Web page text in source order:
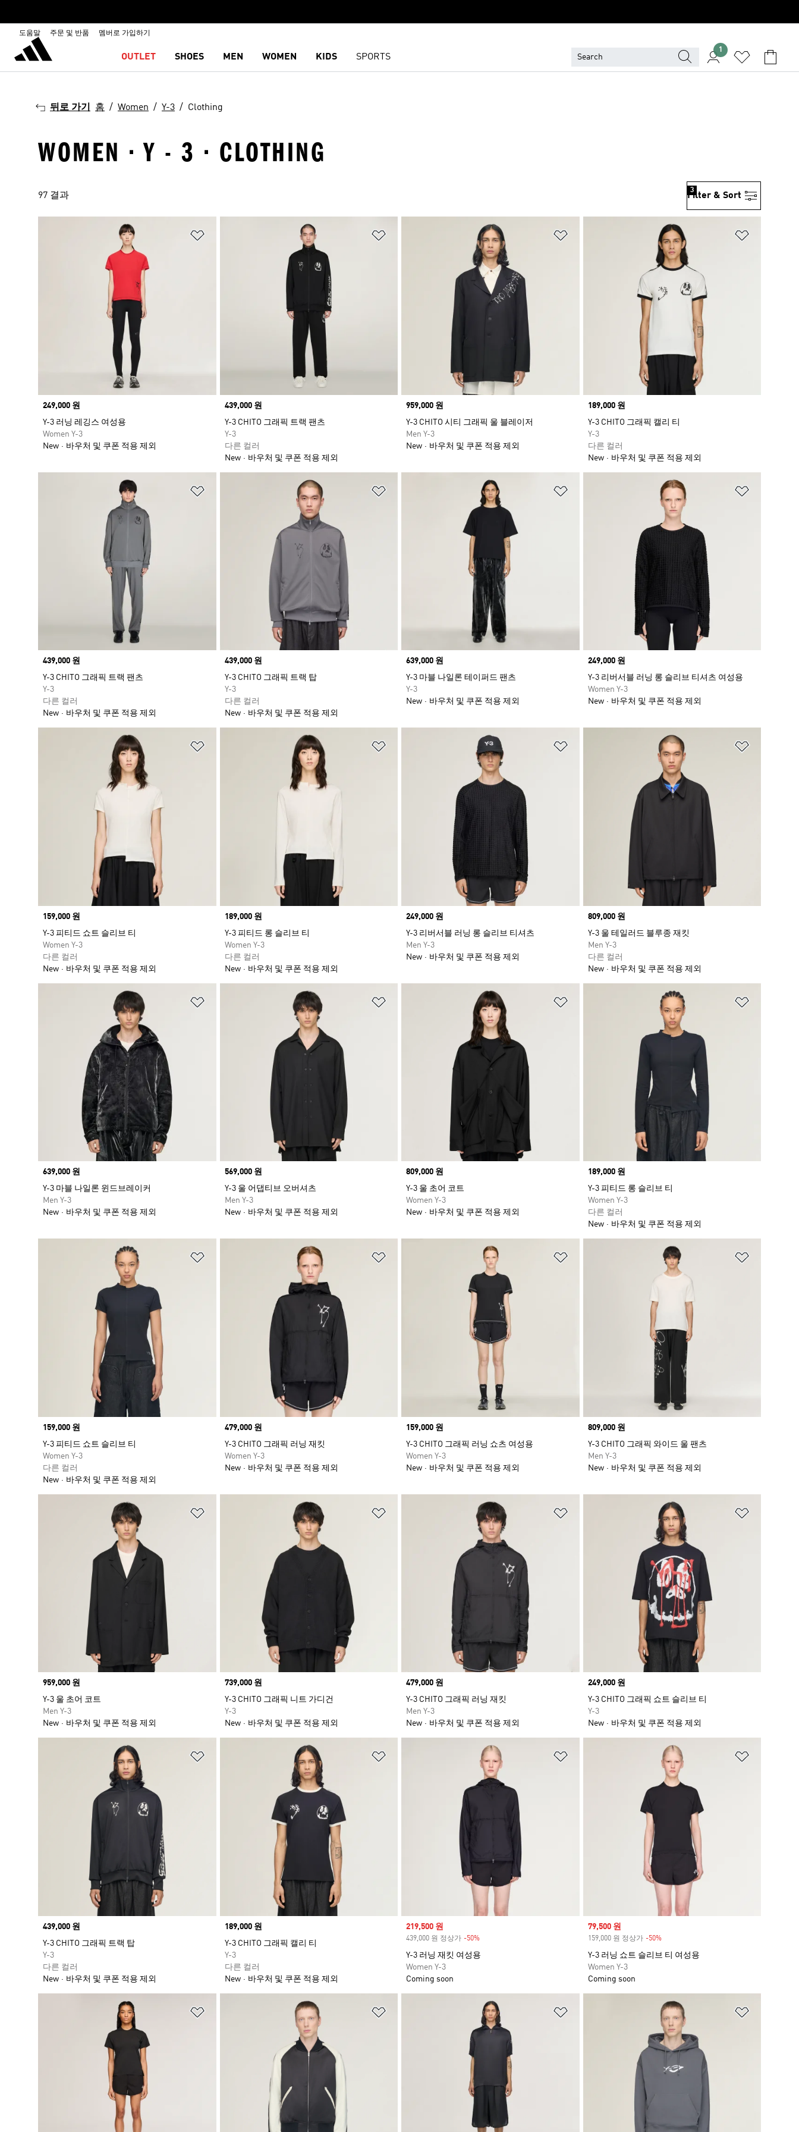
도움말 주문 및 반품 멤버로 가입하기
OUTLET SHOES MEN WOMEN KIDS SPORTS
1
뒤로 가기 홈 Women Y-3 Clothing
WOMEN · Y - 3 · CLOTHING
97 결과 Filter & Sort
3
Price
249,000 원
Y-3 러닝 레깅스 여성용
Women Y-3
New
바우처 및 쿠폰 적용 제외
Price
439,000 원
Y-3 CHITO 그래픽 트랙 팬츠
Y-3
다른 컬러
New
바우처 및 쿠폰 적용 제외
Price
959,000 원
Y-3 CHITO 시티 그래픽 울 블레이저
Men Y-3
New
바우처 및 쿠폰 적용 제외
Price
189,000 원
Y-3 CHITO 그래픽 캘리 티
Y-3
다른 컬러
New
바우처 및 쿠폰 적용 제외
Price
439,000 원
Y-3 CHITO 그래픽 트랙 팬츠
Y-3
다른 컬러
New
바우처 및 쿠폰 적용 제외
Price
439,000 원
Y-3 CHITO 그래픽 트랙 탑
Y-3
다른 컬러
New
바우처 및 쿠폰 적용 제외
Price
639,000 원
Y-3 마블 나일론 테이퍼드 팬츠
Y-3
New
바우처 및 쿠폰 적용 제외
Price
249,000 원
Y-3 리버서블 러닝 롱 슬리브 티셔츠 여성용
Women Y-3
New
바우처 및 쿠폰 적용 제외
Price
159,000 원
Y-3 피티드 쇼트 슬리브 티
Women Y-3
다른 컬러
New
바우처 및 쿠폰 적용 제외
Price
189,000 원
Y-3 피티드 롱 슬리브 티
Women Y-3
다른 컬러
New
바우처 및 쿠폰 적용 제외
Price
249,000 원
Y-3 리버서블 러닝 롱 슬리브 티셔츠
Men Y-3
New
바우처 및 쿠폰 적용 제외
Price
809,000 원
Y-3 울 테일러드 블루종 재킷
Men Y-3
다른 컬러
New
바우처 및 쿠폰 적용 제외
Price
639,000 원
Y-3 마블 나일론 윈드브레이커
Men Y-3
New
바우처 및 쿠폰 적용 제외
Price
569,000 원
Y-3 울 어댑티브 오버셔츠
Men Y-3
New
바우처 및 쿠폰 적용 제외
Price
809,000 원
Y-3 울 초어 코트
Women Y-3
New
바우처 및 쿠폰 적용 제외
Price
189,000 원
Y-3 피티드 롱 슬리브 티
Women Y-3
다른 컬러
New
바우처 및 쿠폰 적용 제외
Price
159,000 원
Y-3 피티드 쇼트 슬리브 티
Women Y-3
다른 컬러
New
바우처 및 쿠폰 적용 제외
Price
479,000 원
Y-3 CHITO 그래픽 러닝 재킷
Women Y-3
New
바우처 및 쿠폰 적용 제외
Price
159,000 원
Y-3 CHITO 그래픽 러닝 쇼츠 여성용
Women Y-3
New
바우처 및 쿠폰 적용 제외
Price
809,000 원
Y-3 CHITO 그래픽 와이드 울 팬츠
Men Y-3
New
바우처 및 쿠폰 적용 제외
Price
959,000 원
Y-3 울 초어 코트
Men Y-3
New
바우처 및 쿠폰 적용 제외
Price
739,000 원
Y-3 CHITO 그래픽 니트 가디건
Y-3
New
바우처 및 쿠폰 적용 제외
Price
479,000 원
Y-3 CHITO 그래픽 러닝 재킷
Men Y-3
New
바우처 및 쿠폰 적용 제외
Price
249,000 원
Y-3 CHITO 그래픽 쇼트 슬리브 티
Y-3
New
바우처 및 쿠폰 적용 제외
Price
439,000 원
Y-3 CHITO 그래픽 트랙 탑
Y-3
다른 컬러
New
바우처 및 쿠폰 적용 제외
Price
189,000 원
Y-3 CHITO 그래픽 캘리 티
Y-3
다른 컬러
New
바우처 및 쿠폰 적용 제외
Sale price
219,500 원
439,000 원 정상가 -50%
Y-3 러닝 재킷 여성용
Women Y-3
Coming soon
Sale price
79,500 원
159,000 원 정상가 -50%Discount
Y-3 러닝 쇼트 슬리브 티 여성용
Women Y-3
Coming soon